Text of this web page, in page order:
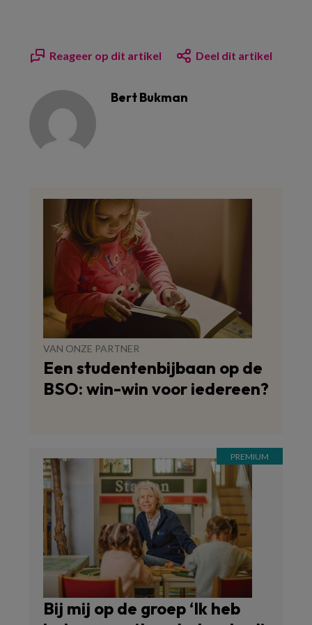
Reageer op dit artikel Deel dit artikel
Bert Bukman
VAN ONZE PARTNER
Een studentenbijbaan op de
BSO: win-win voor iedereen?
Bij mij op de groep ‘Ik heb